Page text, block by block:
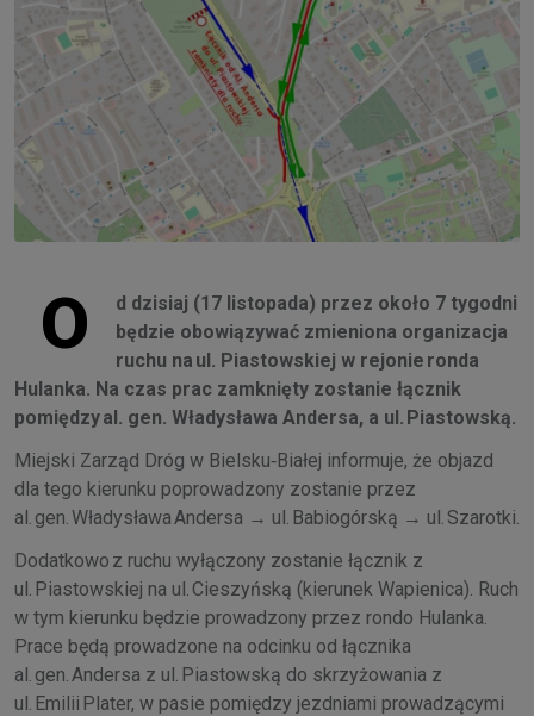
O
d dzisiaj (17 listopada) przez około 7 tygodni
będzie obowiązywać zmieniona organizacja
ruchu na ul. Piastowskiej w rejonie ronda
Hulanka. Na czas prac zamknięty zostanie łącznik
pomiędzy al. gen. Władysława Andersa, a ul. Piastowską.
Miejski Zarząd Dróg w Bielsku‑Białej informuje, że objazd
dla tego kierunku poprowadzony zostanie przez
al. gen. Władysława Andersa → ul. Babiogórską → ul. Szarotki.
Dodatkowo z ruchu wyłączony zostanie łącznik z
ul. Piastowskiej na ul. Cieszyńską (kierunek Wapienica). Ruch
w tym kierunku będzie prowadzony przez rondo Hulanka.
Prace będą prowadzone na odcinku od łącznika
al. gen. Andersa z ul. Piastowską do skrzyżowania z
ul. Emilii Plater, w pasie pomiędzy jezdniami prowadzącymi